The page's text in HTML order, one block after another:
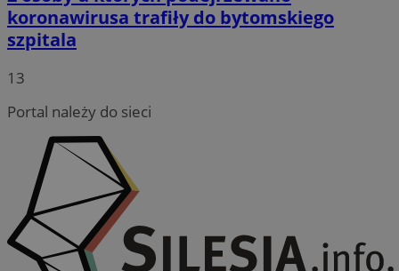
koronawirusa trafiły do bytomskiego
szpitala
13
Portal należy do sieci